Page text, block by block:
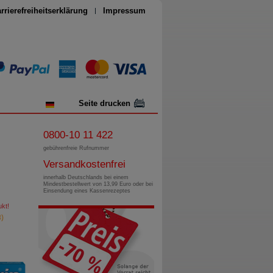
Impressum
Seite drucken
0800-10 11 422
gebührenfreie Rufnummer
Versandkostenfrei
innerhalb Deutschlands bei einem
Mindestbestellwert von 13,99 Euro oder bei
Einsendung eines Kassenrezeptes